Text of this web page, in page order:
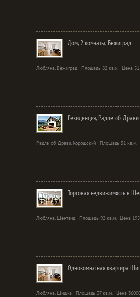
Дом, 2 комнаты, Бежиград
Любляна, Бежиград - Площадь 82 кв.м. - Цена
Резиденция, Радле-об-Драви
Радле-об-Драви, Корошский - Площадь 51 кв.м.
Торговая недвижимость в
Любляна, Шентвид - Площадь 92 кв.м. - Цена
Однокомнатная квартира
Любляна, Шишка - Площадь 37 кв.м. - Цена